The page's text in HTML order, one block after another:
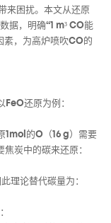
来困扰。本文从还原
据，明确“1 m³ CO能
素，为高炉喷吹CO的
还原为例：
1mol的O（16 g）需要
炭中的碳来还原：
理论替代碳量为：